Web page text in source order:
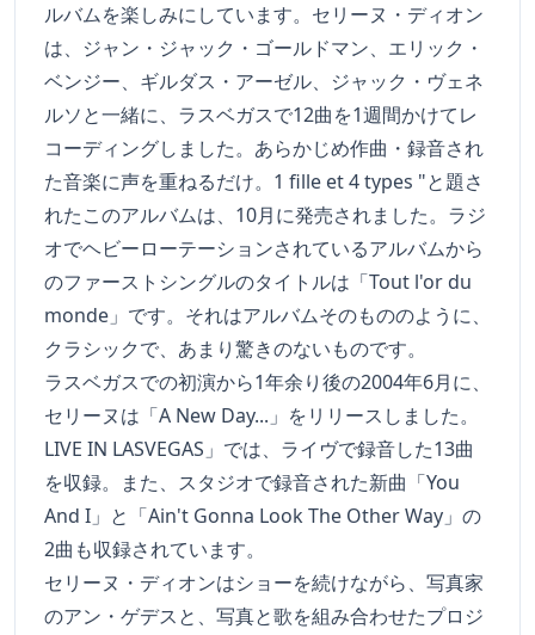
ルバムを楽しみにしています。セリーヌ・ディオン
は、ジャン・ジャック・ゴールドマン、エリック・
ベンジー、ギルダス・アーゼル、ジャック・ヴェネ
ルソと一緒に、ラスベガスで12曲を1週間かけてレ
コーディングしました。あらかじめ作曲・録音され
た音楽に声を重ねるだけ。1 fille et 4 types "と題さ
れたこのアルバムは、10月に発売されました。ラジ
オでヘビーローテーションされているアルバムから
のファーストシングルのタイトルは「Tout l'or du
monde」です。それはアルバムそのもののように、
クラシックで、あまり驚きのないものです。
ラスベガスでの初演から1年余り後の2004年6月に、
セリーヌは「A New Day...」をリリースしました。
LIVE IN LASVEGAS」では、ライヴで録音した13曲
を収録。また、スタジオで録音された新曲「You
And I」と「Ain't Gonna Look The Other Way」の
2曲も収録されています。
セリーヌ・ディオンはショーを続けながら、写真家
のアン・ゲデスと、写真と歌を組み合わせたプロジ